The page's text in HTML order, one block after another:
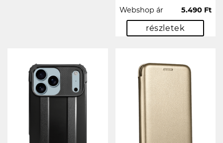
Webshop ár 5.490 Ft
részletek